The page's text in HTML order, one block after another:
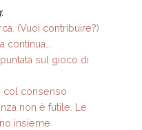
:
(Vuoi contribuire?)
continua…
sul gioco di
col consenso
non è futile. Le
insieme